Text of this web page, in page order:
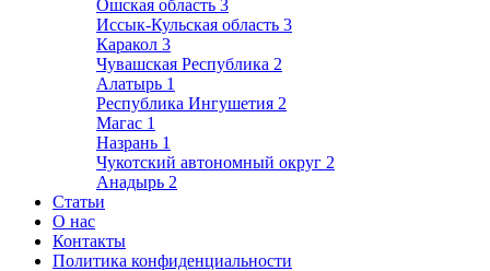
Ошская область 3
Иссык-Кульская область 3
Каракол 3
Чувашская Республика 2
Алатырь 1
Республика Ингушетия 2
Магас 1
Назрань 1
Чукотский автономный округ 2
Анадырь 2
Статьи
О нас
Контакты
Политика конфиденциальности